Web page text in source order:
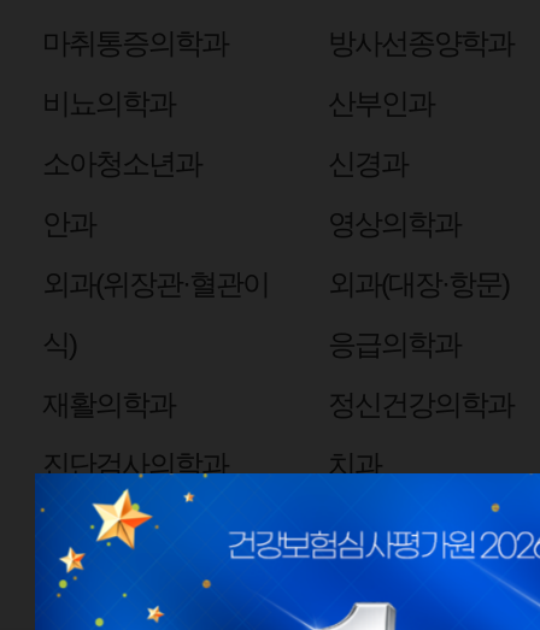
마취통증의학과
방사선종양학과
비뇨의학과
산부인과
소아청소년과
신경과
안과
영상의학과
외과(위장관·혈관이
식)
외과(대장·항문)
응급의학과
재활의학과
정신건강의학과
진단검사의학과
치과
핵의학과
심장혈관흉부외과